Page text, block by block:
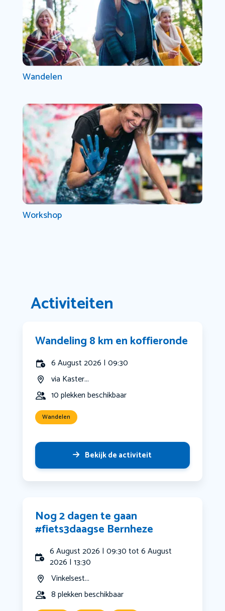
Wandelen
Workshop
Activiteiten
Wandeling 8 km en koffieronde
6 August 2026 | 09:30
via Kaster...
10 plekken beschikbaar
Wandelen
Bekijk de activiteit
Nog 2 dagen te gaan
#fiets3daagse Bernheze
6 August 2026 | 09:30 tot 6 August
2026 | 13:30
Vinkelsest...
8 plekken beschikbaar